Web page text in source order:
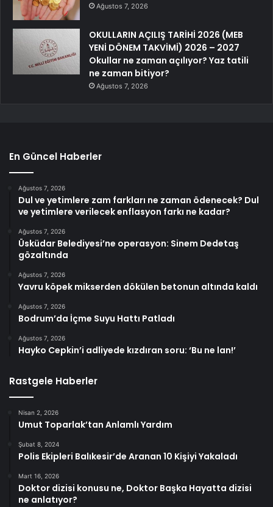
Ağustos 7, 2026
OKULLARIN AÇILIŞ TARİHİ 2026 (MEB
YENİ DÖNEM TAKVİMİ) 2026 – 2027
Okullar ne zaman açılıyor? Yaz tatili
ne zaman bitiyor?
Ağustos 7, 2026
En Güncel Haberler
Ağustos 7, 2026
Dul ve yetimlere zam farkları ne zaman ödenecek? Dul
ve yetimlere verilecek enflasyon farkı ne kadar?
Ağustos 7, 2026
Üsküdar Belediyesi’ne operasyon: Sinem Dedetaş
gözaltında
Ağustos 7, 2026
Yavru köpek mikserden dökülen betonun altında kaldı
Ağustos 7, 2026
Bodrum’da İçme Suyu Hattı Patladı
Ağustos 7, 2026
Hayko Cepkin’i adliyede kızdıran soru: ‘Bu ne lan!’
Rastgele Haberler
Nisan 2, 2026
Umut Toparlak’tan Anlamlı Yardım
Şubat 8, 2024
Polis Ekipleri Balıkesir’de Aranan 10 Kişiyi Yakaladı
Mart 16, 2026
Doktor dizisi konusu ne, Doktor Başka Hayatta dizisi
ne anlatıyor?